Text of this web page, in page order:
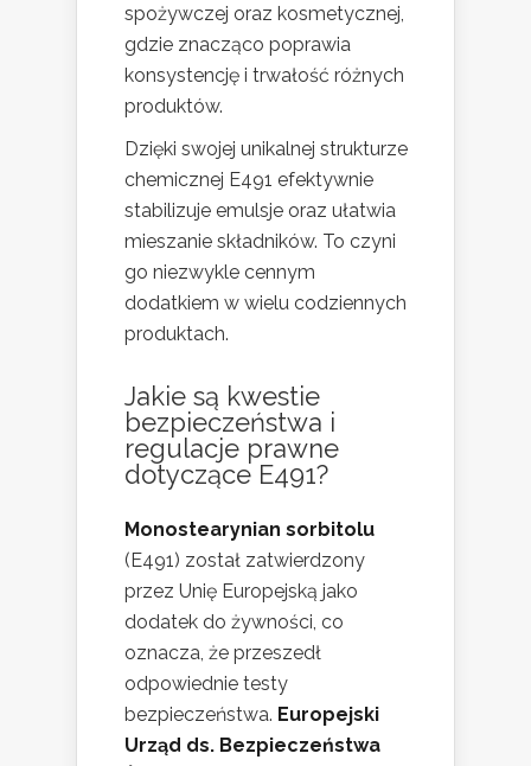
spożywczej oraz kosmetycznej,
gdzie znacząco poprawia
konsystencję i trwałość różnych
produktów.
Dzięki swojej unikalnej strukturze
chemicznej E491 efektywnie
stabilizuje emulsje oraz ułatwia
mieszanie składników. To czyni
go niezwykle cennym
dodatkiem w wielu codziennych
produktach.
Jakie są kwestie
bezpieczeństwa i
regulacje prawne
dotyczące E491?
Monostearynian sorbitolu
(E491) został zatwierdzony
przez Unię Europejską jako
dodatek do żywności, co
oznacza, że przeszedł
odpowiednie testy
bezpieczeństwa. Europejski
Urząd ds. Bezpieczeństwa